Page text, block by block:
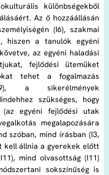
különbségekből
Az ő hozzáállásán
(I6), szakmai
hiszen a tanulók egyéni
az egyéni haladási
fejlődési ütemüket
tehet a fogalmazás
a sikerélmények
szükséges, hogy
egyéni fejlődési utak
megalapozására
szóban, mind írásban (I3,
kell állnia a gyerekek előtt
mind olvasottság (I11)
sokszínűség is